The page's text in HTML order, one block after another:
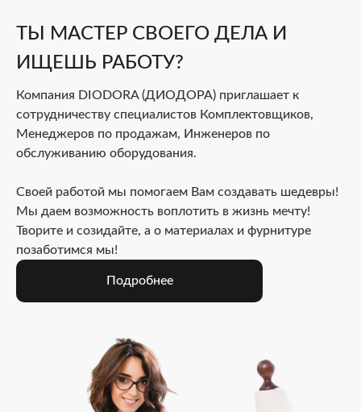
ТЫ МАСТЕР СВОЕГО ДЕЛА И
ИЩЕШЬ РАБОТУ?
Компания DIODORA (ДИОДОРА) приглашает к
сотрудничеству специалистов Комплектовщиков,
Менеджеров по продажам, Инженеров по
обслуживанию оборудования.
Своей работой мы помогаем Вам создавать шедевры!
Мы даем возможность воплотить в жизнь мечту!
Творите и созидайте, а о материалах и фурнитуре
позаботимся мы!
Подробнее